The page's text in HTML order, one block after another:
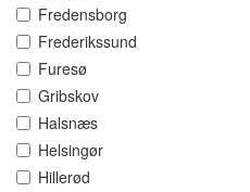
Fredensborg
Frederikssund
Furesø
Gribskov
Halsnæs
Helsingør
Hillerød